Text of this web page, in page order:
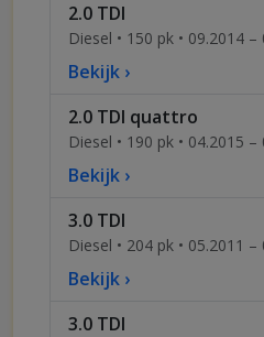
2.0 TDI
Diesel • 150 pk • 09.2014 –
Bekijk ›
2.0 TDI quattro
Diesel • 190 pk • 04.2015 –
Bekijk ›
3.0 TDI
Diesel • 204 pk • 05.2011 –
Bekijk ›
3.0 TDI